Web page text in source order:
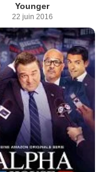
Younger
22 juin 2016